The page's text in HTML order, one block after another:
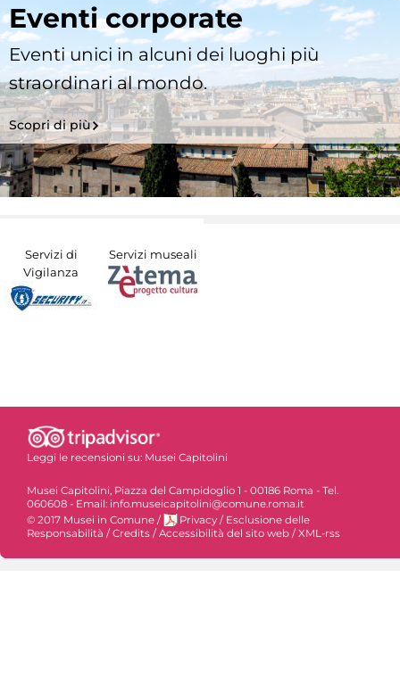
Eventi corporate
Eventi unici in alcuni dei luoghi più
straordinari al mondo.
Scopri di più
Servizi di
Vigilanza
Servizi museali
Leggi le recensioni su: Musei Capitolini
Musei Capitolini, Piazza del Campidoglio 1 - 00186 Roma - Tel.
060608 - Email: info.museicapitolini@comune.roma.it
© 2017 Musei in Comune / Privacy / Esclusione delle
Responsabilità /Credits /Accessibilità del sito web /XML-rss